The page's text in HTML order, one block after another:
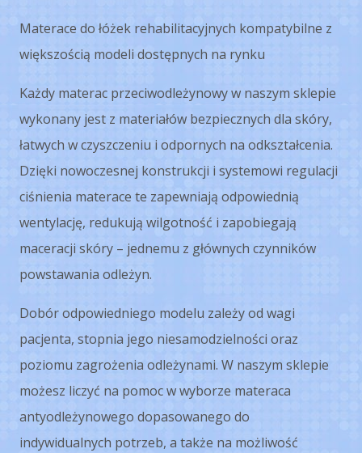
Materace do łóżek rehabilitacyjnych kompatybilne z
większością modeli dostępnych na rynku
Każdy materac przeciwodleżynowy w naszym sklepie
wykonany jest z materiałów bezpiecznych dla skóry,
łatwych w czyszczeniu i odpornych na odkształcenia.
Dzięki nowoczesnej konstrukcji i systemowi regulacji
ciśnienia materace te zapewniają odpowiednią
wentylację, redukują wilgotność i zapobiegają
maceracji skóry – jednemu z głównych czynników
powstawania odleżyn.
Dobór odpowiedniego modelu zależy od wagi
pacjenta, stopnia jego niesamodzielności oraz
poziomu zagrożenia odleżynami. W naszym sklepie
możesz liczyć na pomoc w wyborze materaca
antyodleżynowego dopasowanego do
indywidualnych potrzeb, a także na możliwość